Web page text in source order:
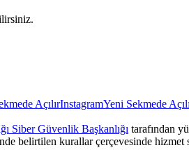
AçılırInstagramYeni Sekmede
Siber Güvenlik Başkanlığı tarafından
belirtilen kurallar çerçevesinde hizmet